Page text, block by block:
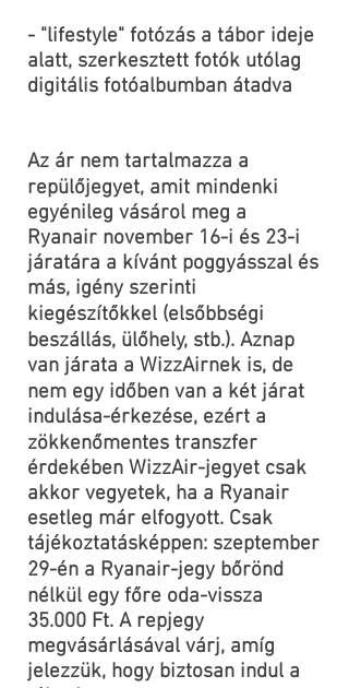
- "lifestyle" fotózás a tábor ideje
alatt, szerkesztett fotók utólag
digitális fotóalbumban átadva
Az ár nem tartalmazza a
repülőjegyet, amit mindenki
egyénileg vásárol meg a
Ryanair november 16-i és 23-i
járatára a kívánt poggyásszal és
más, igény szerinti
kiegészítőkkel (elsőbbségi
beszállás, ülőhely, stb.). Aznap
van járata a WizzAirnek is, de
nem egy időben van a két járat
indulása-érkezése, ezért a
zökkenőmentes transzfer
érdekében WizzAir-jegyet csak
akkor vegyetek, ha a Ryanair
esetleg már elfogyott. Csak
tájékoztatásképpen: szeptember
29-én a Ryanair-jegy bőrönd
nélkül egy főre oda-vissza
35.000 Ft. A repjegy
megvásárlásával várj, amíg
jelezzük, hogy biztosan indul a